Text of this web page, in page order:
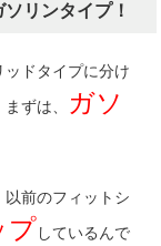
リンタイプ！
ドタイプに分け
ずは、
ガソ
前のフィットシ
プしているんで